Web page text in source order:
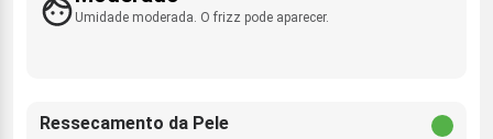
Umidade moderada. O frizz pode aparecer.
Ressecamento da Pele